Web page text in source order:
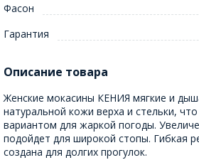
Фасон
Гарантия
Описание товара
Женские мокасины КЕНИЯ мягкие и
натуральной кожи верха и стельки,
вариантом для жаркой погоды.
подойдет для широкой стопы. Гибкая
создана для долгих прогулок.